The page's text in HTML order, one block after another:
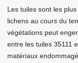
Les tuiles sont les
lichens au cours du
végétations peut
entre les tuiles 35111
matériaux